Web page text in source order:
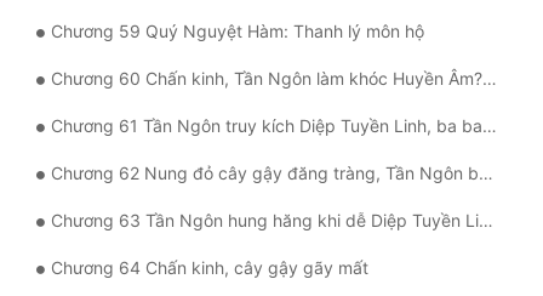
Chương 59 Quý Nguyệt Hàm: Thanh lý môn hộ
Chương 60 Chấn kinh, Tần Ngôn làm khóc Huyền Âm? ! Thật vô sỉ
Chương 61 Tần Ngôn truy kích Diệp Tuyền Linh, ba ba tới tìm ngươi
Chương 62 Nung đỏ cây gậy đăng tràng, Tần Ngôn báo thù rửa hận
Chương 63 Tần Ngôn hung hăng khi dễ Diệp Tuyền Linh, đại thù đem báo
Chương 64 Chấn kinh, cây gậy gãy mất